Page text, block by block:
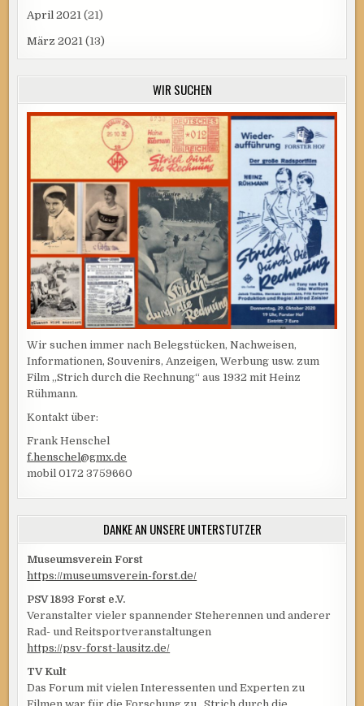
April 2021 (21)
März 2021 (13)
WIR SUCHEN
Wir suchen immer nach Belegstücken, Nachweisen,
Informationen, Souvenirs, Anzeigen, Werbung usw. zum
Film „Strich durch die Rechnung“ aus 1932 mit Heinz
Rühmann.
Kontakt über:
Frank Henschel
f.henschel@gmx.de
mobil 0172 3759660
DANKE AN UNSERE UNTERSTÜTZER
Museumsverein Forst
https://museumsverein-forst.de/
PSV 1893 Forst e.V.
Veranstalter vieler spannender Steherennen und anderer
Rad- und Reitsportveranstaltungen
https://psv-forst-lausitz.de/
TV Kult
Das Forum mit vielen Interessenten und Experten zu